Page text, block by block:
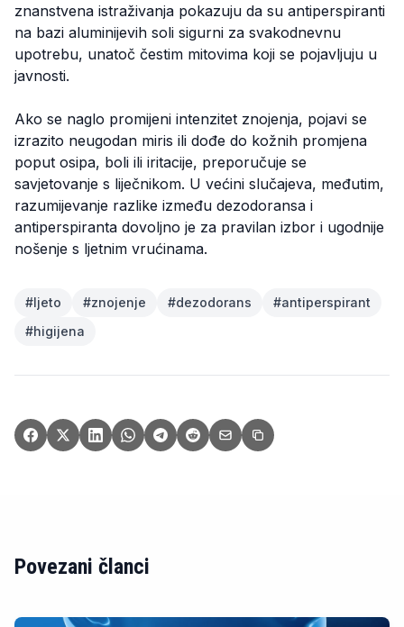
znanstvena istraživanja pokazuju da su antiperspiranti
na bazi aluminijevih soli sigurni za svakodnevnu
upotrebu, unatoč čestim mitovima koji se pojavljuju u
javnosti.
Ako se naglo promijeni intenzitet znojenja, pojavi se
izrazito neugodan miris ili dođe do kožnih promjena
poput osipa, boli ili iritacije, preporučuje se
savjetovanje s liječnikom. U većini slučajeva, međutim,
razumijevanje razlike između dezodoransa i
antiperspiranta dovoljno je za pravilan izbor i ugodnije
nošenje s ljetnim vrućinama.
# ljeto #znojenje #dezodorans #antiperspirant
#higijena
Povezani članci